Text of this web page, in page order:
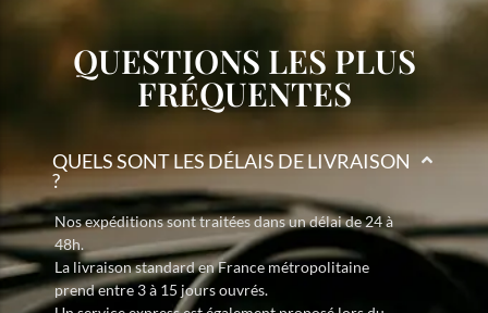
QUESTIONS LES PLUS
FRÉQUENTES
QUELS SONT LES DÉLAIS DE LIVRAISON
?
Nos expéditions sont traitées dans un délai de 24 à
48h.
La livraison standard en France métropolitaine
prend entre 3 à 15 jours ouvrés.